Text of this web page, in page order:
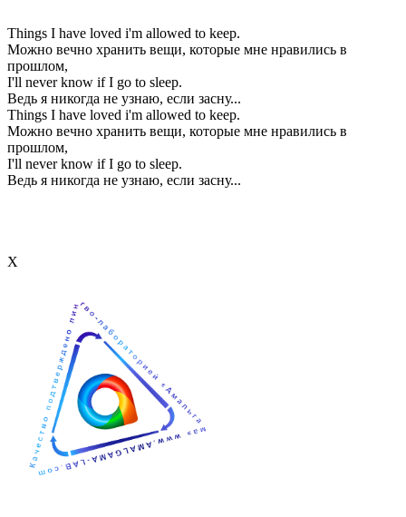
Things I have loved i'm allowed to keep.
Можно вечно хранить вещи, которые мне нравились в
прошлом,
I'll never know if I go to sleep.
Ведь я никогда не узнаю, если засну...
Things I have loved i'm allowed to keep.
Можно вечно хранить вещи, которые мне нравились в
прошлом,
I'll never know if I go to sleep.
Ведь я никогда не узнаю, если засну...
Х